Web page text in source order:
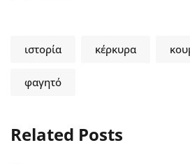
ιστορία κέρκυρα
φαγητό
Related Posts